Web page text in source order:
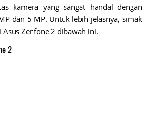
kamera yang sangat handal dengan
dan 5 MP. Untuk lebih jelasnya, simak
Asus Zenfone 2 dibawah ini.
2